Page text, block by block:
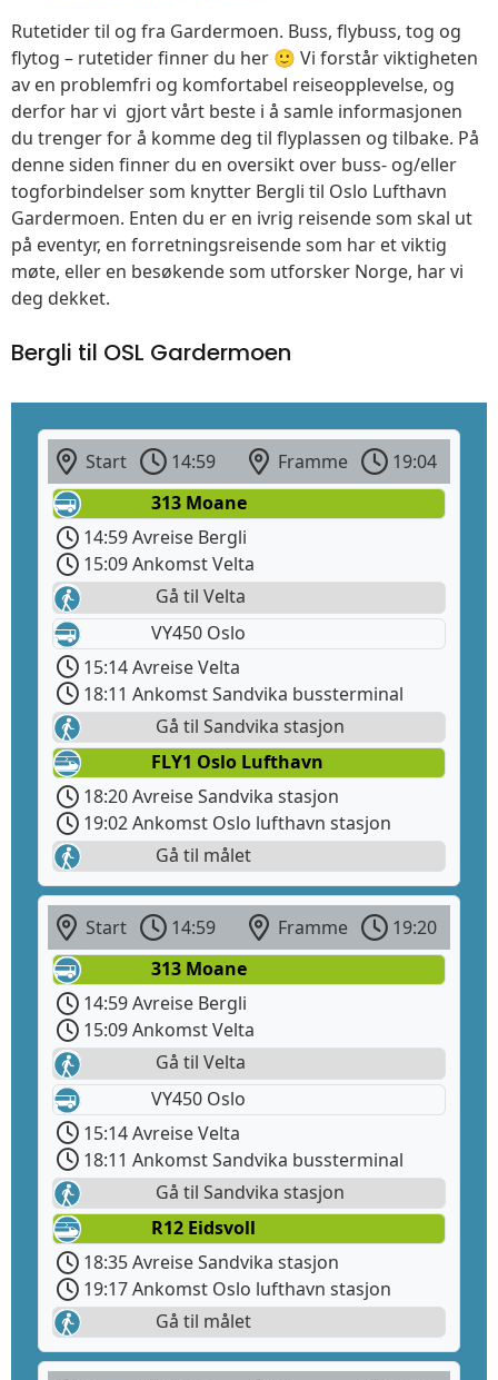
Rutetider til og fra Gardermoen. Buss, flybuss, tog og
flytog – rutetider finner du her 🙂 Vi forstår viktigheten
av en problemfri og komfortabel reiseopplevelse, og
derfor har vi gjort vårt beste i å samle informasjonen
du trenger for å komme deg til flyplassen og tilbake. På
denne siden finner du en oversikt over buss- og/eller
togforbindelser som knytter Bergli til Oslo Lufthavn
Gardermoen. Enten du er en ivrig reisende som skal ut
på eventyr, en forretningsreisende som har et viktig
møte, eller en besøkende som utforsker Norge, har vi
deg dekket.
Bergli til OSL Gardermoen
Start 14:59 Framme
19:04
313 Moane
14:59 Avreise Bergli
15:09 Ankomst Velta
Gå til Velta
VY450 Oslo
15:14 Avreise Velta
18:11 Ankomst Sandvika bussterminal
Gå til Sandvika stasjon
FLY1 Oslo Lufthavn
18:20 Avreise Sandvika stasjon
19:02 Ankomst Oslo lufthavn stasjon
Gå til målet
Start 14:59 Framme
19:20
313 Moane
14:59 Avreise Bergli
15:09 Ankomst Velta
Gå til Velta
VY450 Oslo
15:14 Avreise Velta
18:11 Ankomst Sandvika bussterminal
Gå til Sandvika stasjon
R12 Eidsvoll
18:35 Avreise Sandvika stasjon
19:17 Ankomst Oslo lufthavn stasjon
Gå til målet